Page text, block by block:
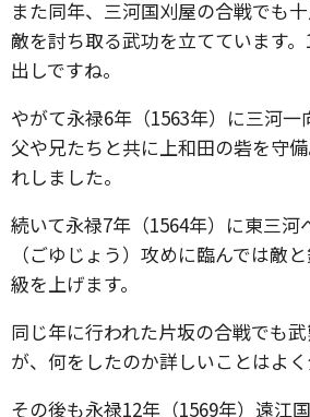
また同年、三河国刈屋の合戦でも
敵を討ち取る武功を立てています
出しですね。
やがて永禄6年（1563年）に三河一
父や兄たちと共に上和田の砦を守
れしました。
続いて永禄7年（1564年）に東三河
（ごゆじょう）攻めに臨んでは敵
級を上げます。
同じ年に行われた片坂の合戦でも
が、何をしたのか詳しいことはよく
その後も永禄12年（1569年）遠江